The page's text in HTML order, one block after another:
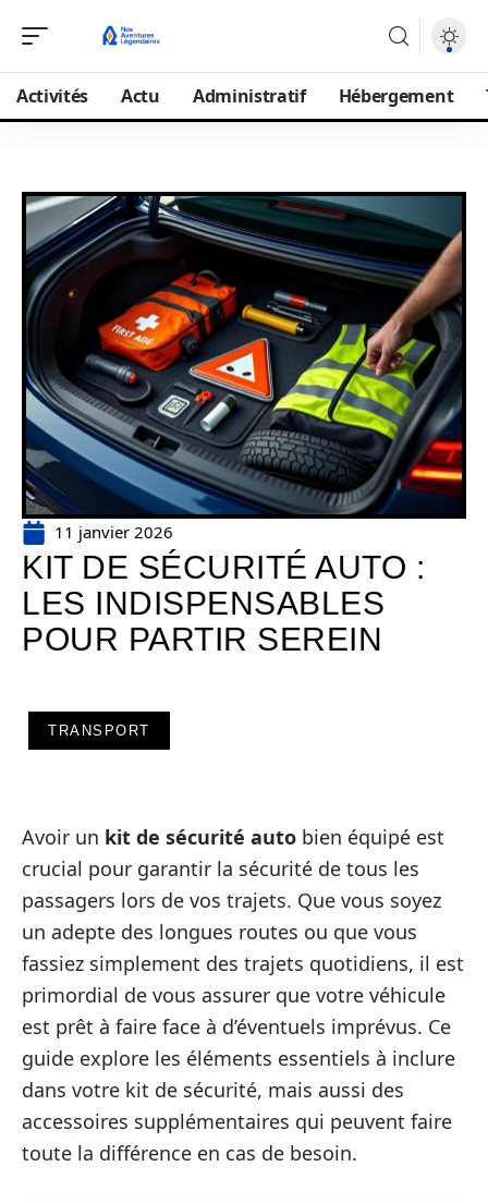
Activités Actu Administratif Hébergement
11 janvier 2026
KIT DE SÉCURITÉ AUTO :
LES INDISPENSABLES
POUR PARTIR SEREIN
TRANSPORT
Avoir un kit de sécurité auto bien équipé est
crucial pour garantir la sécurité de tous les
passagers lors de vos trajets. Que vous soyez
un adepte des longues routes ou que vous
fassiez simplement des trajets quotidiens, il est
primordial de vous assurer que votre véhicule
est prêt à faire face à d’éventuels imprévus. Ce
guide explore les éléments essentiels à inclure
dans votre kit de sécurité, mais aussi des
accessoires supplémentaires qui peuvent faire
toute la différence en cas de besoin.